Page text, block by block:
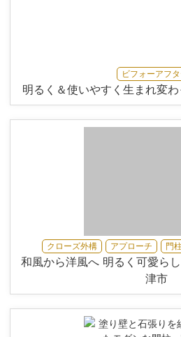
ビフォーアフ
明るく＆使いやすく生まれ変
クローズ外構 アプローチ 門
和風から洋風へ 明るく可愛ら
津市